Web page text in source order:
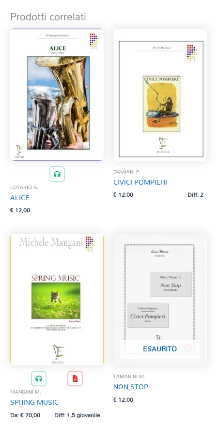
Prodotti correlati
LOTARIO G.
ALICE
€12,00
DAMIANI P.
CIVICI POMPIERI
€12,00 Diff: 2
MANGANI M.
SPRING MUSIC
Da:€70,00 Diff: 1,5 giovanile
ESAURITO
TAMANINI M.
NON STOP
€12,00